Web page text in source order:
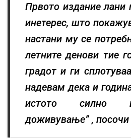
Првото издание лани
инетерес, што
настани му се
летните денови тие
градот и ги
надевам дека и
истото силно
доживување” , посочи